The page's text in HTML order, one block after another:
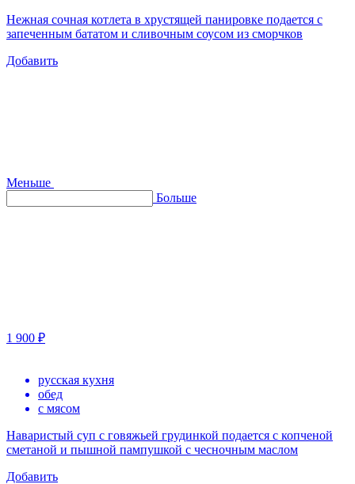
Нежная сочная котлета в хрустящей панировке подается с
запеченным бататом и сливочным соусом из сморчков
Добавить
Меньше
Больше
1 900 ₽
русская кухня
обед
с мясом
Наваристый суп с говяжьей грудинкой подается с копченой
сметаной и пышной пампушкой с чесночным маслом
Добавить